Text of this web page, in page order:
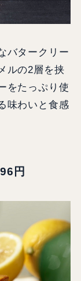
バタークリー
ルの2層を挟
をたっぷり使
味わいと食感
円